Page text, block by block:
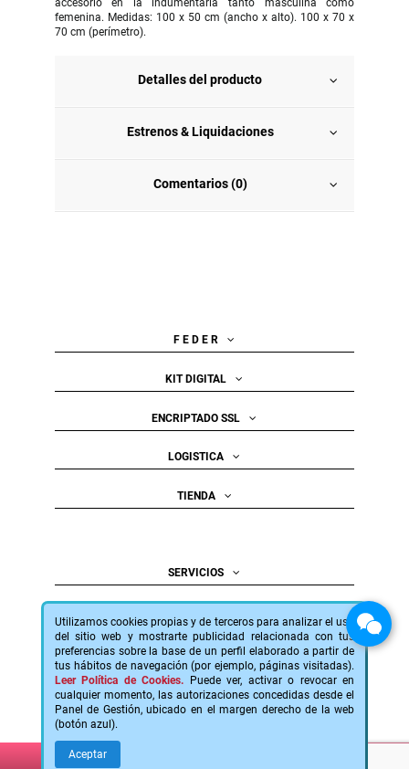
accesorio en la indumentaria tanto masculina como
femenina. Medidas: 100 x 50 cm (ancho x alto). 100 x 70 x
70 cm (perímetro).
Detalles del producto
Estrenos & Liquidaciones
Comentarios (0)
F E D E R
KIT DIGITAL
ENCRIPTADO SSL
LOGISTICA
TIENDA
SERVICIOS
INFORMACIÓN
GOLDEN BLUE
Utilizamos cookies propias y de terceros para analizar el uso
del sitio web y mostrarte publicidad relacionada con tus
preferencias sobre la base de un perfil elaborado a partir de
tus hábitos de navegación (por ejemplo, páginas visitadas).
Leer Política de Cookies. Puede ver, activar o revocar en
cualquier momento, las autorizaciones concedidas desde el
Panel de Gestión, ubicado en el margen derecho de la web
(botón azul).
Aceptar